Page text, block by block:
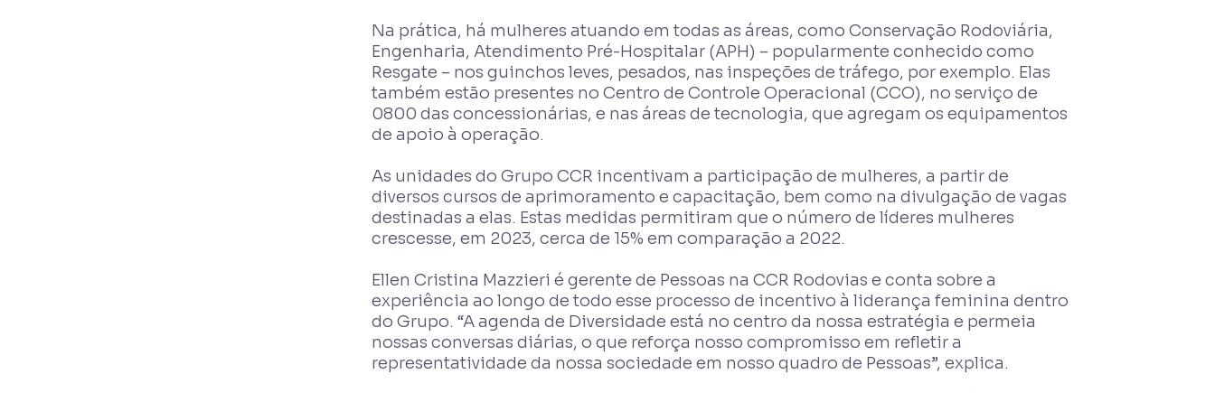
Na prática, há mulheres atuando em todas as áreas, como Conservação Rodoviária,
Engenharia, Atendimento Pré-Hospitalar (APH) – popularmente conhecido como
Resgate – nos guinchos leves, pesados, nas inspeções de tráfego, por exemplo. Elas
também estão presentes no Centro de Controle Operacional (CCO), no serviço de
0800 das concessionárias, e nas áreas de tecnologia, que agregam os equipamentos
de apoio à operação.
As unidades do Grupo CCR incentivam a participação de mulheres, a partir de
diversos cursos de aprimoramento e capacitação, bem como na divulgação de vagas
destinadas a elas. Estas medidas permitiram que o número de líderes mulheres
crescesse, em 2023, cerca de 15% em comparação a 2022.
Ellen Cristina Mazzieri é gerente de Pessoas na CCR Rodovias e conta sobre a
experiência ao longo de todo esse processo de incentivo à liderança feminina dentro
do Grupo. “A agenda de Diversidade está no centro da nossa estratégia e permeia
nossas conversas diárias, o que reforça nosso compromisso em refletir a
representatividade da nossa sociedade em nosso quadro de Pessoas”, explica.